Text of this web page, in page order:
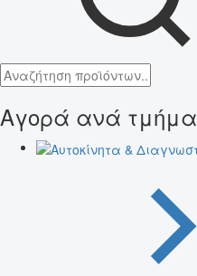
Αγορά ανά τμήμα